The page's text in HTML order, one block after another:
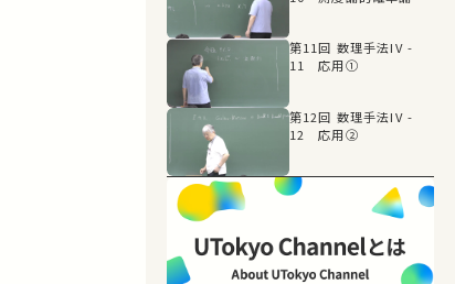
第11回 数理手法IV -
11 応用①
第12回 数理手法IV -
12 応用②